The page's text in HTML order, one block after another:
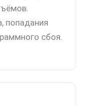
попадания
сбоя.